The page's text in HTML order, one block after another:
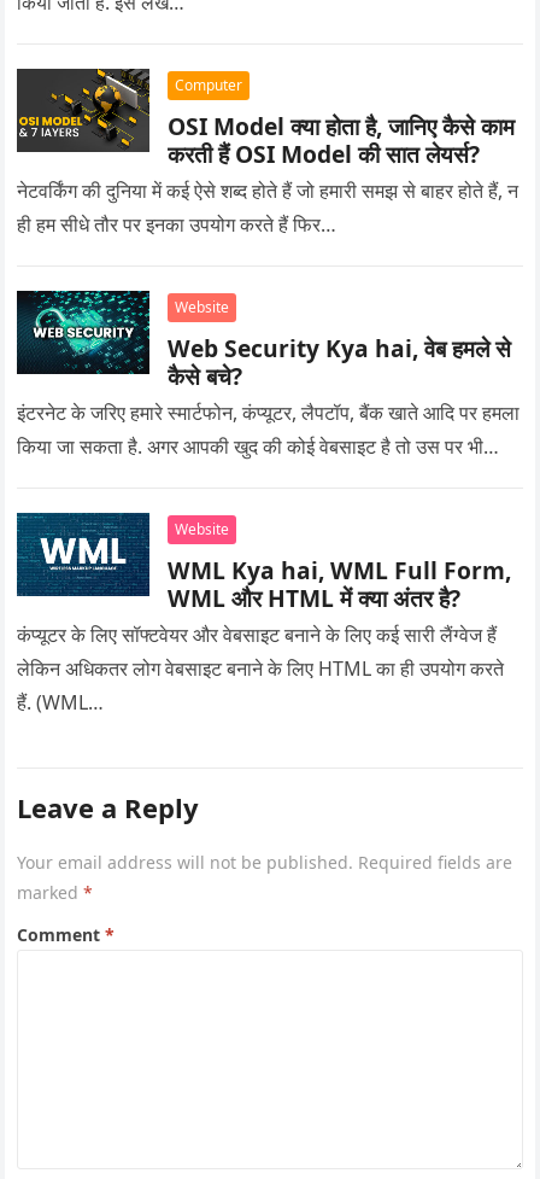
Computer
OSI Model क्या होता है, जानिए कैसे काम
करती हैं OSI Model की सात लेयर्स?
नेटवर्किंग की दुनिया में कई ऐसे शब्द होते हैं जो हमारी समझ से बाहर होते हैं, न
ही हम सीधे तौर पर इनका उपयोग करते हैं फिर…
Website
Web Security Kya hai, वेब हमले से
कैसे बचे?
इंटरनेट के जरिए हमारे स्मार्टफोन, कंप्यूटर, लैपटॉप, बैंक खाते आदि पर हमला
किया जा सकता है. अगर आपकी खुद की कोई वेबसाइट है तो उस पर भी…
Website
WML Kya hai, WML Full Form,
WML और HTML में क्या अंतर है?
कंप्यूटर के लिए सॉफ्टवेयर और वेबसाइट बनाने के लिए कई सारी लैंग्वेज हैं
लेकिन अधिकतर लोग वेबसाइट बनाने के लिए HTML का ही उपयोग करते
हैं. (WML…
Leave a Reply
Your email address will not be published. Required fields are
marked*
Comment*